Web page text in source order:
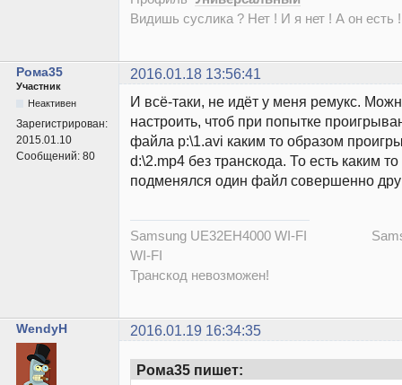
Видишь суслика ? Нет ! И я нет ! А он есть
Рома35 2016.01.18 13:56:41
Участник
Неактивен
Зарегистрирован:
2015.01.10
Сообщений: 80
И всё-таки, не идёт у меня ремукс.
настроить, чтоб при попытке
файла p:\1.avi каким то образом
d:\2.mp4 без транскода. То есть каким
подменялся один файл совершенно
Samsung UE32EH4000 WI-FI
WI-FI
Транскод невозможен!
WendyH 2016.01.19 16:34:35
Рома35 пишет: